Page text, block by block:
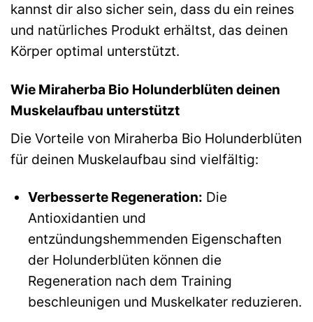
kannst dir also sicher sein, dass du ein reines
und natürliches Produkt erhältst, das deinen
Körper optimal unterstützt.
Wie Miraherba Bio Holunderblüten deinen
Muskelaufbau unterstützt
Die Vorteile von Miraherba Bio Holunderblüten
für deinen Muskelaufbau sind vielfältig:
Verbesserte Regeneration: Die
Antioxidantien und
entzündungshemmenden Eigenschaften
der Holunderblüten können die
Regeneration nach dem Training
beschleunigen und Muskelkater reduzieren.